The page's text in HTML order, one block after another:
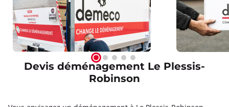
Devis déménagement Le Plessis-
Robinson